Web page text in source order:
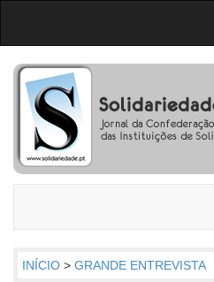
INÍCIO > GRANDE ENTREVISTA